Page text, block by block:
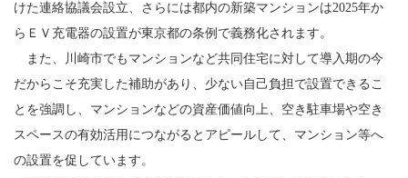
けた連絡協議会設立、さらには都内の新築マンションは2025年か
らＥＶ充電器の設置が東京都の条例で義務化されます。
また、川崎市でもマンションなど共同住宅に対して導入期の今
だからこそ充実した補助があり、少ない自己負担で設置できるこ
とを強調し、マンションなどの資産価値向上、空き駐車場や空き
スペースの有効活用につながるとアピールして、マンション等へ
の設置を促しています。